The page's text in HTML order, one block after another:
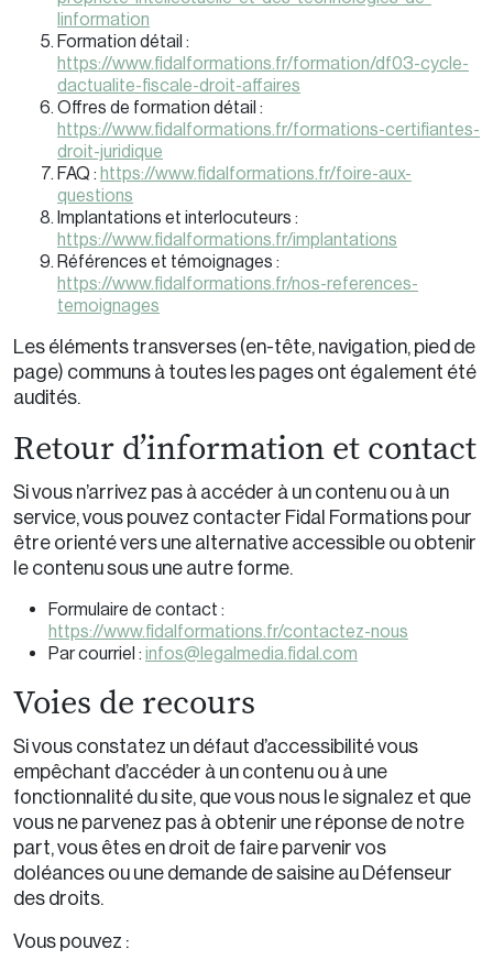
linformation
Formation détail :
https://www.fidalformations.fr/formation/df03-cycle-
dactualite-fiscale-droit-affaires
Offres de formation détail :
https://www.fidalformations.fr/formations-certifiantes-
droit-juridique
FAQ : https://www.fidalformations.fr/foire-aux-
questions
Implantations et interlocuteurs :
https://www.fidalformations.fr/implantations
Références et témoignages :
https://www.fidalformations.fr/nos-references-
temoignages
Les éléments transverses (en-tête, navigation, pied de
page) communs à toutes les pages ont également été
audités.
Retour d’information et contact
Si vous n’arrivez pas à accéder à un contenu ou à un
service, vous pouvez contacter Fidal Formations pour
être orienté vers une alternative accessible ou obtenir
le contenu sous une autre forme.
Formulaire de contact :
https://www.fidalformations.fr/contactez-nous
Par courriel : infos@legalmedia.fidal.com
Voies de recours
Si vous constatez un défaut d’accessibilité vous
empêchant d’accéder à un contenu ou à une
fonctionnalité du site, que vous nous le signalez et que
vous ne parvenez pas à obtenir une réponse de notre
part, vous êtes en droit de faire parvenir vos
doléances ou une demande de saisine au Défenseur
des droits.
Vous pouvez :